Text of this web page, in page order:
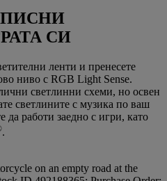
СИ
ленти и пренесете
ниво с RGB Light Sense.
светлинни схеми, но освен
светлините с музика по ваш
да работи заедно с игри, като
.